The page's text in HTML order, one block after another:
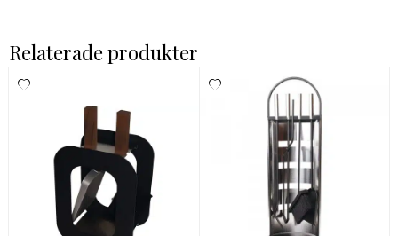
Relaterade produkter